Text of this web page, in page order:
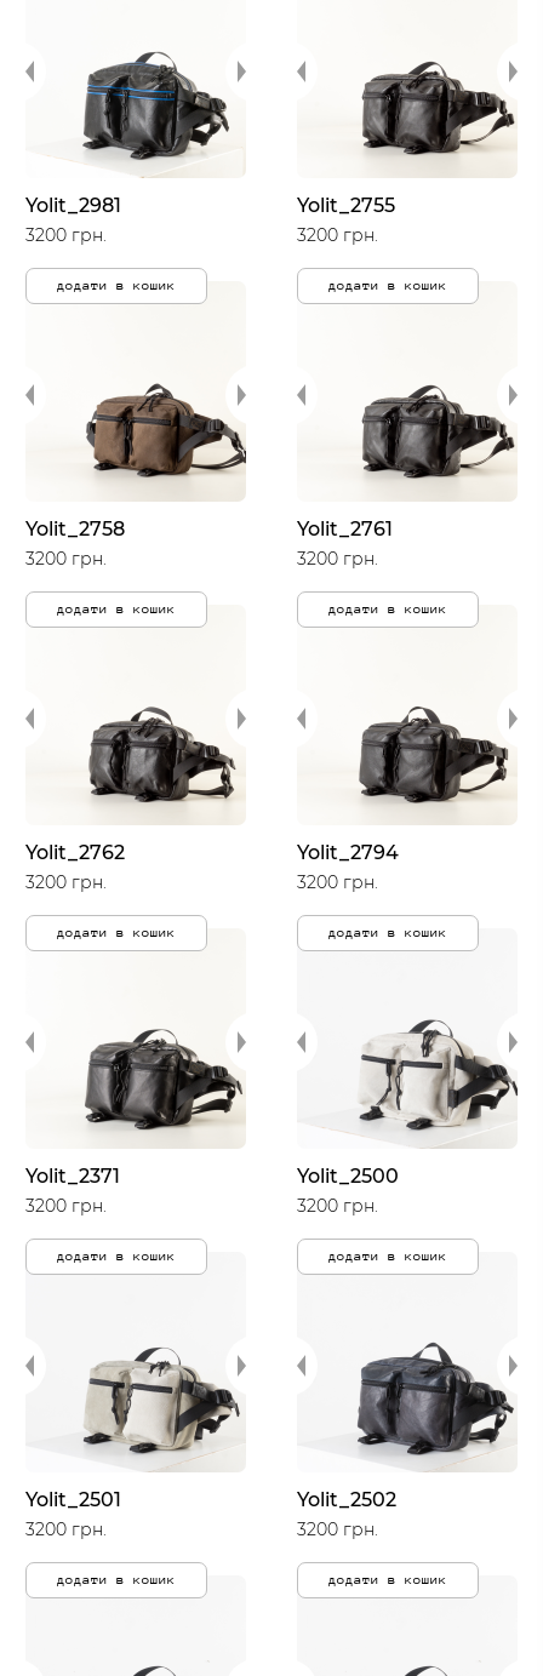
Yolit_2981
3200 грн.
додати в кошик
Yolit_2755
3200 грн.
додати в кошик
Yolit_2758
3200 грн.
додати в кошик
Yolit_2761
3200 грн.
додати в кошик
Yolit_2762
3200 грн.
додати в кошик
Yolit_2794
3200 грн.
додати в кошик
Yolit_2371
3200 грн.
додати в кошик
Yolit_2500
3200 грн.
додати в кошик
Yolit_2501
3200 грн.
додати в кошик
Yolit_2502
3200 грн.
додати в кошик